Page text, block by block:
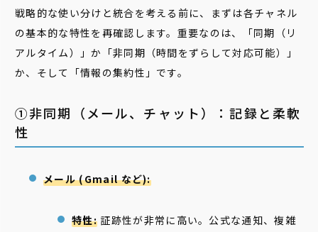
戦略的な使い分けと統合を考える前に、まずは各チャネル
の基本的な特性を再確認します。重要なのは、「同期（リ
アルタイム）」か「非同期（時間をずらして対応可能）」
か、そして「情報の集約性」です。
①非同期（メール、チャット）：記録と柔軟
性
メール (Gmail など):
特性:証跡性が非常に高い。公式な通知、複雑